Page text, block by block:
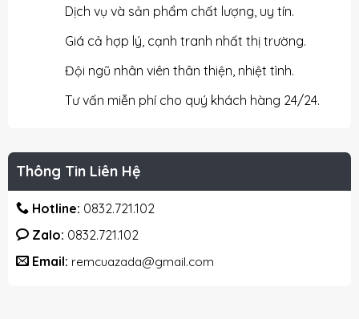
Dịch vụ và sản phẩm chất lượng, uy tín.
Giá cả hợp lý, cạnh tranh nhất thị trường.
Đội ngũ nhân viên thân thiện, nhiệt tình.
Tư vấn miễn phí cho quý khách hàng 24/24.
Thông Tin Liên Hệ
Hotline: 0832.721.102
Zalo: 0832.721.102
Email: remcuazada@gmail.com